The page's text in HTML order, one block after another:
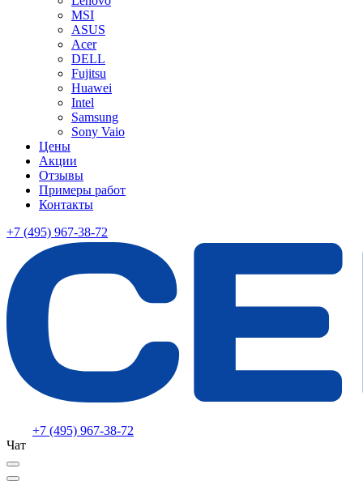
MSI
ASUS
Acer
DELL
Fujitsu
Huawei
Intel
Samsung
Sony Vaio
Цены
Акции
Отзывы
Примеры работ
Контакты
+7 (495) 967-38-72
+7 (495) 967-38-72
Чат